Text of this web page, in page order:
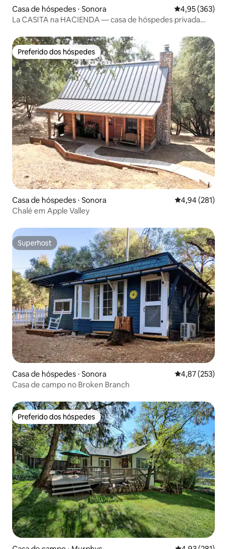
Casa de hóspedes ⋅ Sonora 4,95 de uma
4,95 (363)
La CASITA na HACIENDA — casa de hóspedes privada
Preferido dos hóspedes
Preferido dos hóspedes
Casa de hóspedes ⋅ Sonora 4,94 de uma
4,94 (281)
Chalé em Apple Valley
Superhost
Superhost
Casa de hóspedes ⋅ Sonora 4,87 de uma
4,87 (253)
Casa de campo no Broken Branch
Preferido dos hóspedes
Preferido dos hóspedes